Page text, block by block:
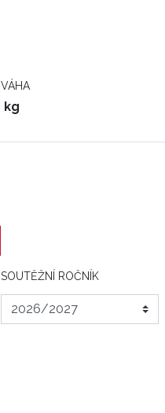
VÁHA
kg
SOUTĚŽNÍ ROČNÍK